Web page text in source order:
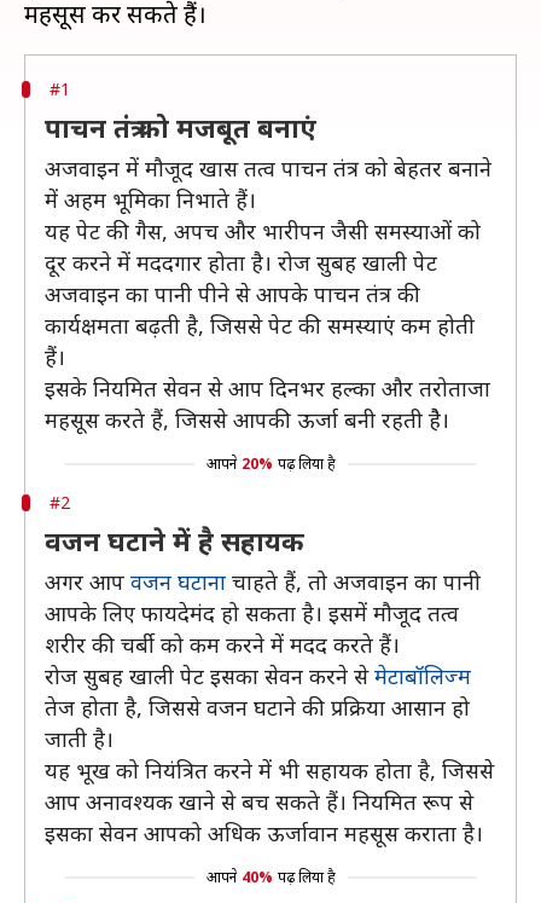
#1
पाचन तंत्र को मजबूत बनाएं
अजवाइन में मौजूद खास तत्व पाचन तंत्र को बेहतर बनाने
में अहम भूमिका निभाते हैं।
यह पेट की गैस, अपच और भारीपन जैसी समस्याओं को
दूर करने में मददगार होता है। रोज सुबह खाली पेट
अजवाइन का पानी पीने से आपके पाचन तंत्र की
कार्यक्षमता बढ़ती है, जिससे पेट की समस्याएं कम होती
हैं।
इसके नियमित सेवन से आप दिनभर हल्का और तरोताजा
महसूस करते हैं, जिससे आपकी ऊर्जा बनी रहती हैे।
आपने 20% पढ़ लिया है
#2
वजन घटाने में है सहायक
अगर आप वजन घटाना चाहते हैं, तो अजवाइन का पानी
आपके लिए फायदेमंद हो सकता है। इसमें मौजूद तत्व
शरीर की चर्बी को कम करने में मदद करते हैं।
रोज सुबह खाली पेट इसका सेवन करने सेमेटाबॉलिज्म
तेज होता है, जिससे वजन घटाने की प्रक्रिया आसान हो
जाती है।
यह भूख को नियंत्रित करने में भी सहायक होता है, जिससे
आप अनावश्यक खाने से बच सकते हैं। नियमित रूप से
इसका सेवन आपको अधिक ऊर्जावान महसूस कराता है।
आपने 40% पढ़ लिया है